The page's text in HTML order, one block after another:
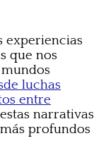
experiencias
que nos
luchas
entre
narrativas
profundos